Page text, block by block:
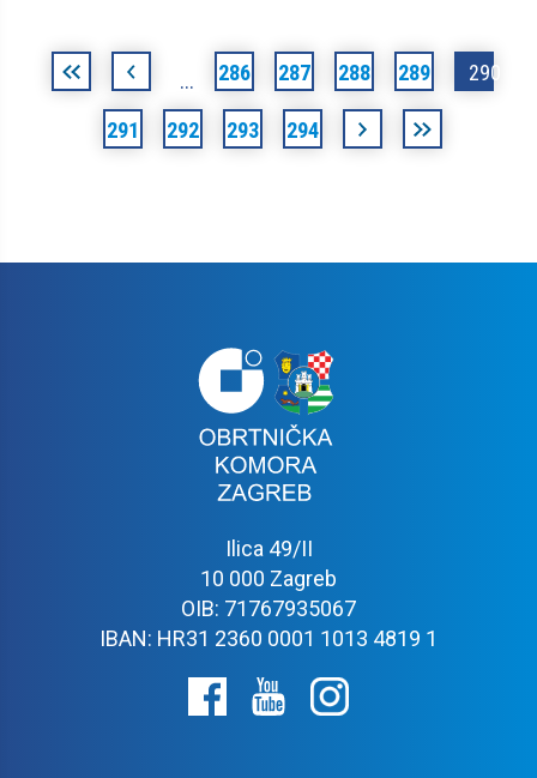
Stranice
«
‹
prethodna
… 286 287 288 289 290
291 292 293 294
sljedećaposljednja
Ilica 49/II
10 000 Zagreb
OIB: 71767935067
IBAN: HR31 2360 0001 1013 4819 1